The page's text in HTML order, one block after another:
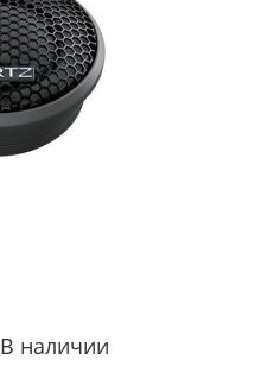
В наличии